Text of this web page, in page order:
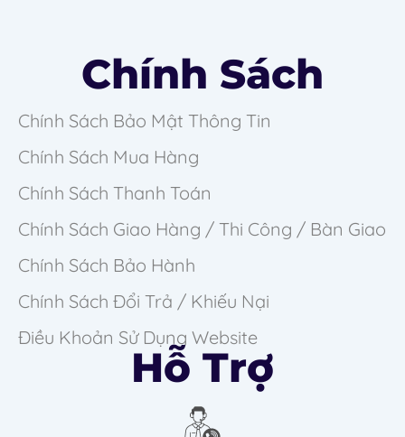
Chính Sách
Chính Sách Bảo Mật Thông Tin
Chính Sách Mua Hàng
Chính Sách Thanh Toán
Chính Sách Giao Hàng / Thi Công / Bàn Giao
Chính Sách Bảo Hành
Chính Sách Đổi Trả / Khiếu Nại
Điều Khoản Sử Dụng Website
Hỗ Trợ